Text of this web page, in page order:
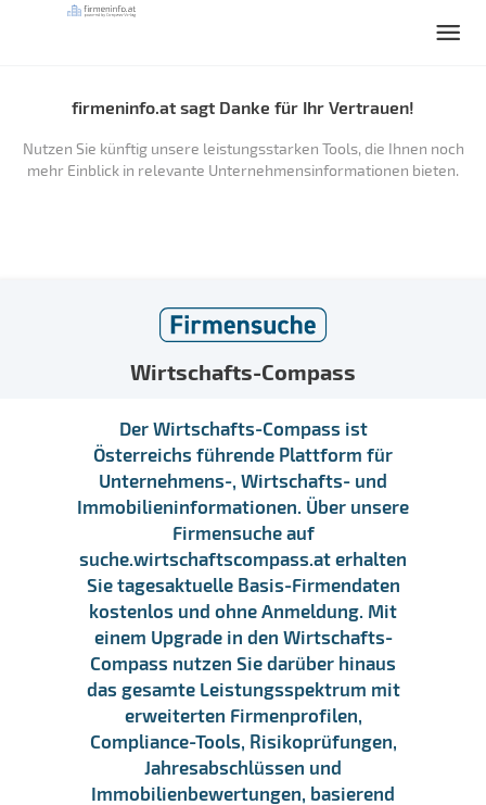
firmeninfo.at sagt Danke für Ihr Vertrauen!
Nutzen Sie künftig unsere leistungsstarken Tools, die Ihnen noch
mehr Einblick in relevante Unternehmensinformationen bieten.
Wirtschafts-Compass
Der Wirtschafts-Compass ist
Österreichs führende Plattform für
Unternehmens-, Wirtschafts- und
Immobilieninformationen. Über unsere
Firmensuche auf
suche.wirtschaftscompass.at erhalten
Sie tagesaktuelle Basis-Firmendaten
kostenlos und ohne Anmeldung. Mit
einem Upgrade in den Wirtschafts-
Compass nutzen Sie darüber hinaus
das gesamte Leistungsspektrum mit
erweiterten Firmenprofilen,
Compliance-Tools, Risikoprüfungen,
Jahresabschlüssen und
Immobilienbewertungen, basierend